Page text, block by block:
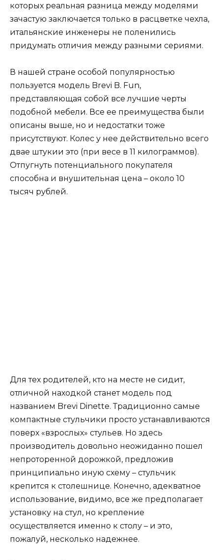
которых реальная разница между моделями
зачастую заключается только в расцветке чехла,
итальянские инженеры не поленились
придумать отличия между разными сериями.
В нашей стране особой популярностью
пользуется модель Brevi B. Fun,
представляющая собой все лучшие черты
подобной мебели. Все ее преимущества были
описаны выше, но и недостатки тоже
присутствуют. Колес у нее действительно всего
двае штукии это (при весе в 11 килограммов).
Отпугнуть потенциального покупателя
способна и внушительная цена – около 10
тысяч рублей.
Для тех родителей, кто на месте не сидит,
отличной находкой станет модель под
названием Brevi Dinette. Традиционно самые
компактные стульчики просто устанавливаются
поверх «взрослых» стульев. Но здесь
производитель довольно неожиданно пошел
непроторенной дорожкой, предложив
принципиально иную схему – стульчик
крепится к столешнице. Конечно, адекватное
использование, видимо, все же предполагает
установку на стул, но крепление
осуществляется именно к столу – и это,
пожалуй, несколько надежнее.